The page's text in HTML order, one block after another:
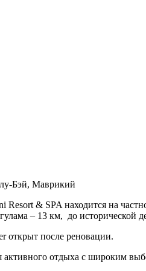
Бэй, Маврикий
Resort & SPA находится на
– 13 км, до исторической
открыт после реновации.
отдыха с широким